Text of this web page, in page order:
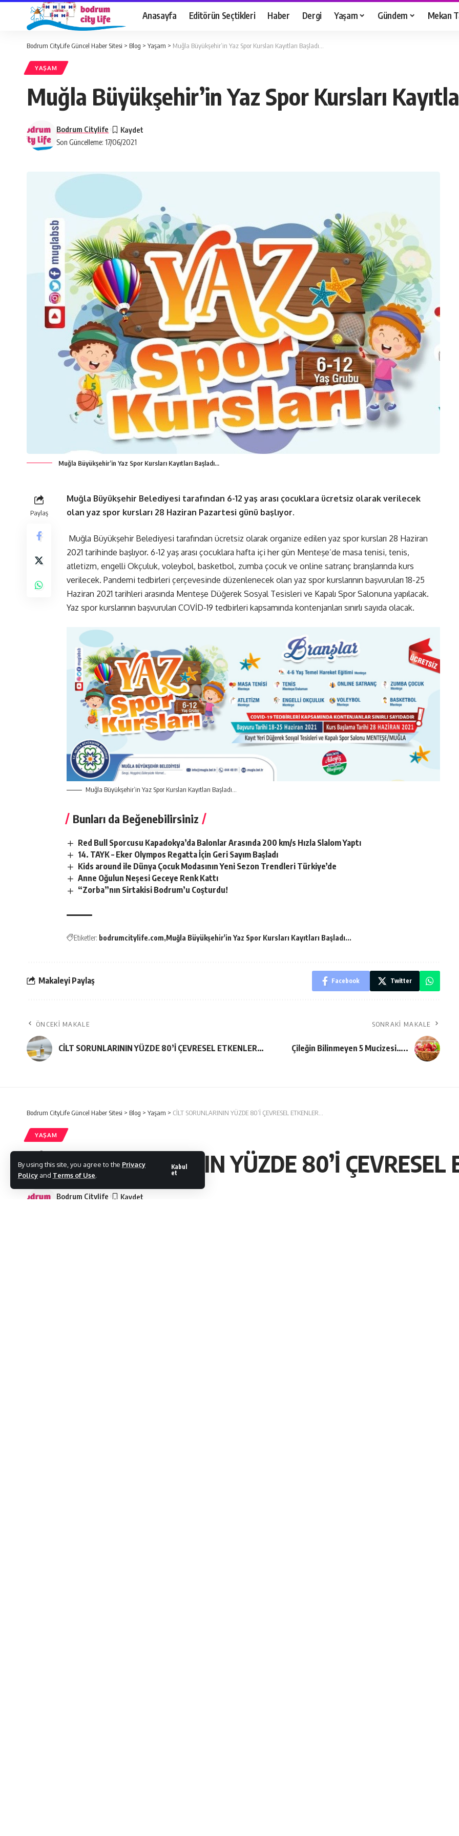
By using this site, you agree to the Privacy
Policy and Terms of Use.
Kabul
et
Anasayfa Editörün Seçtikleri Haber Dergi Yaşam Gündem Mekan
Bodrum CityLife Güncel Haber Sitesi > Blog > Yaşam > Muğla Büyükşehir’in Yaz Spor Kursları Kayıtları Başladı…
YAŞAM
Muğla Büyükşehir’in Yaz Spor Kursları
Son Güncelleme: 17/06/2021
Bodrum Citylife
Muğla Büyükşehir’in Yaz Spor Kursları Kayıtları Başladı…
Paylaş
Muğla Büyükşehir Belediyesi tarafından 6-12 yaş arası çocuklara ücretsiz olarak verilecek
olan yaz spor kursları 28 Haziran Pazartesi günü başlıyor.
Muğla Büyükşehir Belediyesi tarafından ücretsiz olarak organize edilen yaz spor kursları 28 Haziran
2021 tarihinde başlıyor. 6-12 yaş arası çocuklara hafta içi her gün Menteşe’de masa tenisi, tenis,
atletizm, engelli Okçuluk, voleybol, basketbol, zumba çocuk ve online satranç branşlarında kurs
verilecek. Pandemi tedbirleri çerçevesinde düzenlenecek olan yaz spor kurslarının başvuruları 18-25
Haziran 2021 tarihleri arasında Menteşe Düğerek Sosyal Tesisleri ve Kapalı Spor Salonuna yapılacak.
Yaz spor kurslarının başvuruları COVİD-19 tedbirleri kapsamında kontenjanları sınırlı sayıda olacak.
Muğla Büyükşehir’in Yaz Spor Kursları Kayıtları Başladı…
Bunları da Beğenebilirsiniz
Red Bull Sporcusu Kapadokya’da Balonlar Arasında 200 km/s Hızla Slalom Yaptı
14. TAYK – Eker Olympos Regatta İçin Geri Sayım Başladı
Kids around ile Dünya Çocuk Modasının Yeni Sezon Trendleri Türkiye’de
Anne Oğulun Neşesi Geceye Renk Kattı
“Zorba”nın Sirtakisi Bodrum’u Coşturdu!
Etiketler: bodrumcitylife.com Muğla Büyükşehir'in Yaz Spor Kursları Kayıtları Başladı...
Makaleyi Paylaş Facebook Twitter
ÖNCEKI MAKALE
CİLT SORUNLARININ YÜZDE 80’İ ÇEVRESEL ETKENLER…
SONRAKI MAKALE
Çileğin Bilinmeyen 5 Mucizesi…..
Bodrum CityLife Güncel Haber Sitesi > Blog > Yaşam > CİLT SORUNLARININ YÜZDE 80’İ ÇEVRESEL ETKENLER…
YAŞAM
CİLT SORUNLARININ YÜZDE 80’İ
Bodrum Citylife